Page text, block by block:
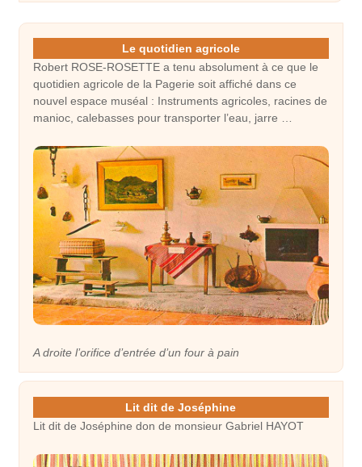
Le quotidien agricole
Robert ROSE-ROSETTE a tenu absolument à ce que le
quotidien agricole de la Pagerie soit affiché dans ce
nouvel espace muséal : Instruments agricoles, racines de
manioc, calebasses pour transporter l’eau, jarre …
A droite l’orifice d’entrée d’un four à pain
Lit dit de Joséphine
Lit dit de Joséphine don de monsieur Gabriel HAYOT